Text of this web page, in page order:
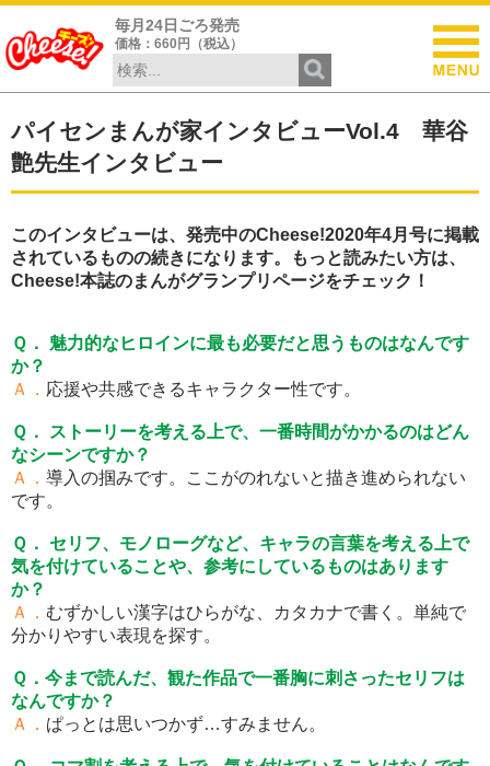
毎月24日ごろ発売
価格：660円（税込）
パイセンまんが家インタビューVol.4 華谷
艶先生インタビュー
このインタビューは、発売中のCheese!2020年4月号に掲載
されているものの続きになります。もっと読みたい方は、
Cheese!本誌のまんがグランプリページをチェック！
Ｑ． 魅力的なヒロインに最も必要だと思うものはなんです
か？
Ａ． 応援や共感できるキャラクター性です。
Ｑ． ストーリーを考える上で、一番時間がかかるのはどん
なシーンですか？
Ａ． 導入の掴みです。ここがのれないと描き進められない
です。
Ｑ． セリフ、モノローグなど、キャラの言葉を考える上で
気を付けていることや、参考にしているものはあります
か？
Ａ． むずかしい漢字はひらがな、カタカナで書く。単純で
分かりやすい表現を探す。
Ｑ．今まで読んだ、観た作品で一番胸に刺さったセリフは
なんですか？
Ａ． ぱっとは思いつかず…すみません。